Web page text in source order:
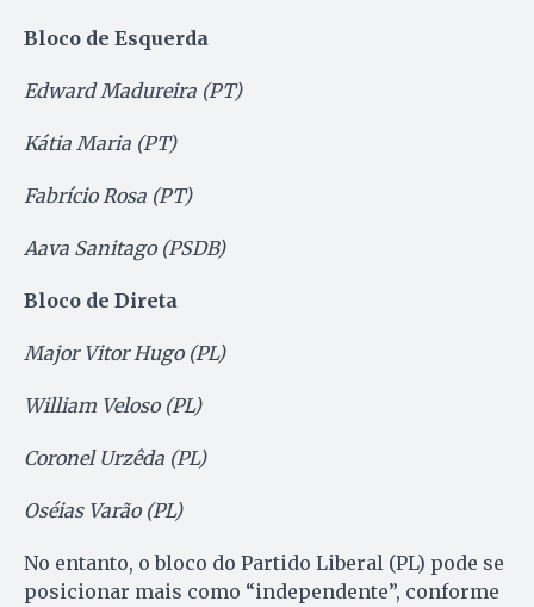
Bloco de Esquerda
Edward Madureira (PT)
Kátia Maria (PT)
Fabrício Rosa (PT)
Aava Sanitago (PSDB)
Bloco de Direta
Major Vitor Hugo (PL)
William Veloso (PL)
Coronel Urzêda (PL)
Oséias Varão (PL)
No entanto, o bloco do Partido Liberal (PL) pode se
posicionar mais como “independente”, conforme